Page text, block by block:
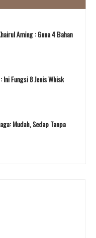
Aming : Guna 4 Bahan
Ini Fungsi 8 Jenis Whisk
Mudah, Sedap Tanpa